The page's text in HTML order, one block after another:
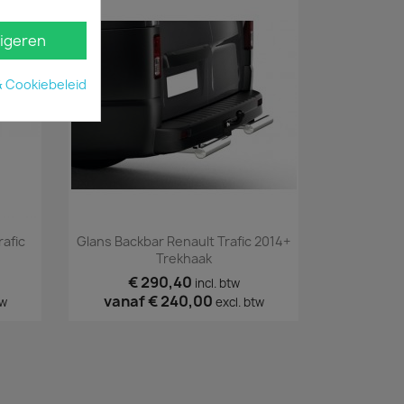
Snel bekijken
Glans Backbar Renault Trafic 2014+
Trekhaak
€ 290,40 incl. btw
vanaf€ 240,00 excl. btw
Cookiebeleid